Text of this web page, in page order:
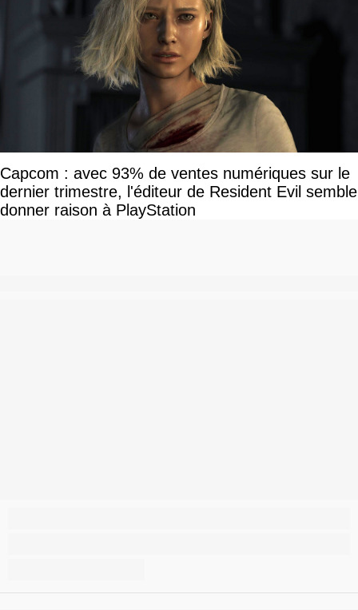
Capcom : avec 93% de ventes numériques sur le
dernier trimestre, l'éditeur de Resident Evil semble
donner raison à PlayStation